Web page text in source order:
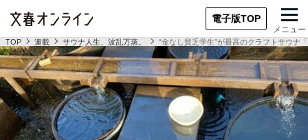
電子版TOP
メニュー
TOP 連載 サウナ人生、波乱万蒸。 “金なし貧乏学生”が最高のクラフトサウナ